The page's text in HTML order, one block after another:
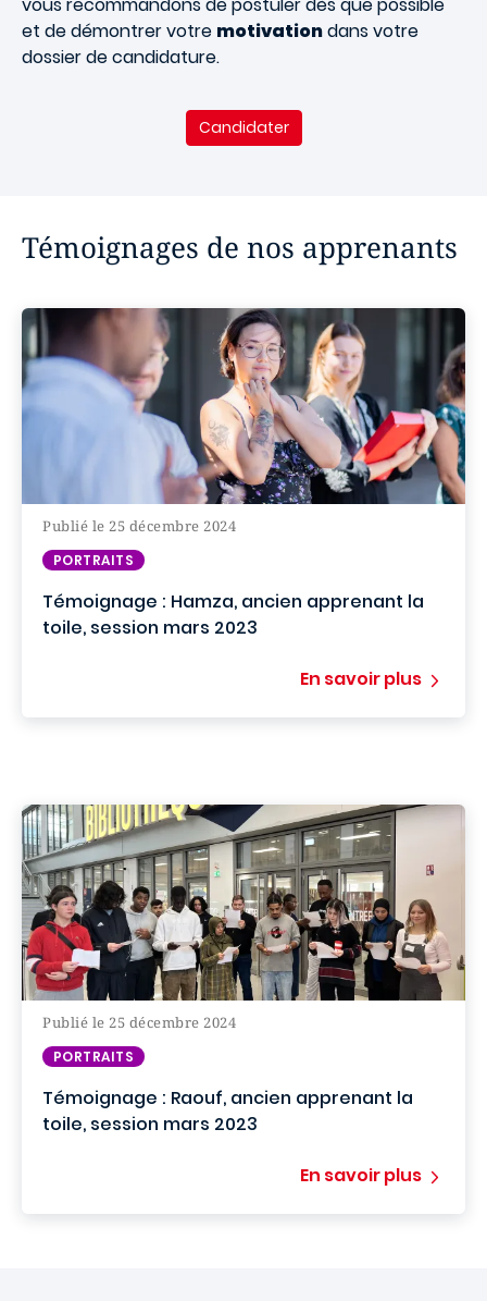
et de démontrer votre motivationdans votre
dossier de candidature.
Candidater
Témoignages de nos apprenants
Publié le 25 décembre 2024
PORTRAITS
Témoignage : Hamza, ancien apprenant la
toile, session mars 2023
En savoir plus
Publié le 25 décembre 2024
PORTRAITS
Témoignage : Raouf, ancien apprenant la
toile, session mars 2023
En savoir plus